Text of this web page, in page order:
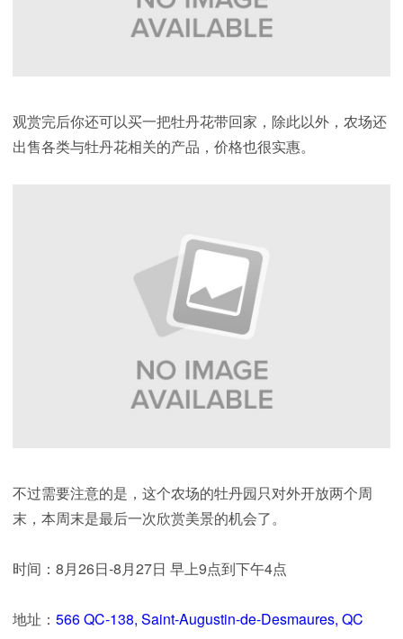
观赏完后你还可以买一把牡丹花带回家，除此以外，农场还
出售各类与牡丹花相关的产品，价格也很实惠。
不过需要注意的是，这个农场的牡丹园只对外开放两个周
末，本周末是最后一次欣赏美景的机会了。
时间：8月26日-8月27日 早上9点到下午4点
地址： 566 QC-138, Saint-Augustin-de-Desmaures, QC